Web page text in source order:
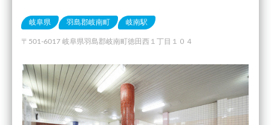
岐阜県 羽島郡岐南町 岐南駅
〒501-6017 岐阜県羽島郡岐南町徳田西１丁目１０４